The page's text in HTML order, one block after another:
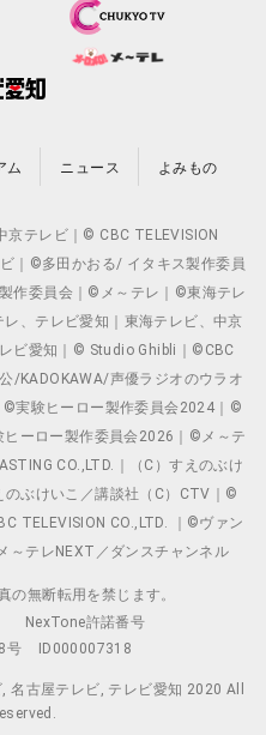
ム ニュース よみもの
テレビ｜© CBC TELEVISION
｜©多田かおる/ イタキス製作委員
作委員会｜©メ～テレ｜©東海テレ
、テレビ愛知｜東海テレビ、中京
ビ愛知｜© Studio Ghibli｜©CBC
/KADOKAWA/声優ラジオのウラオ
実験ヒーロー製作委員会2024｜©
ーロー製作委員会2026｜©メ～テ
CO.,LTD.｜（C）すえのぶけ
ぶけいこ／講談社（C）CTV｜©
TELEVISION CO.,LTD. ｜©ヴァン
テレNEXT／ダンスチャンネル
の無断転用を禁じます。
NexTone許諾番号
号
ID000007318
名古屋テレビ, テレビ愛知 2020 All